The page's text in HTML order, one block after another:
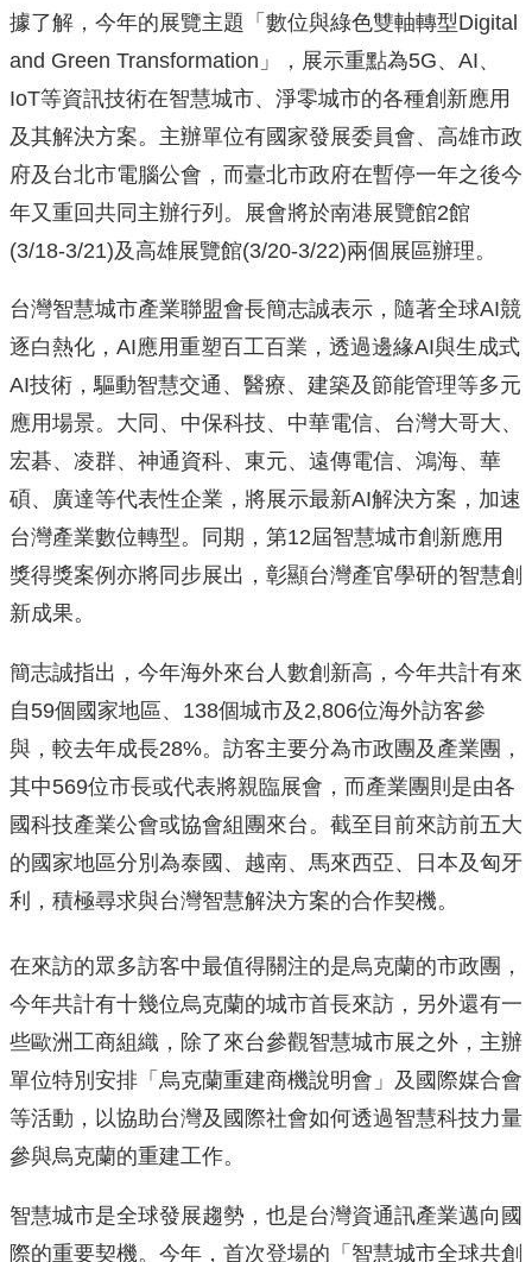
據了解，今年的展覽主題「數位與綠色雙軸轉型Digital
and Green Transformation」，展示重點為5G、AI、
IoT等資訊技術在智慧城市、淨零城市的各種創新應用
及其解決方案。主辦單位有國家發展委員會、高雄市政
府及台北市電腦公會，而臺北市政府在暫停一年之後今
年又重回共同主辦行列。展會將於南港展覽館2館
(3/18-3/21)及高雄展覽館(3/20-3/22)兩個展區辦理。
台灣智慧城市產業聯盟會長簡志誠表示，隨著全球AI競
逐白熱化，AI應用重塑百工百業，透過邊緣AI與生成式
AI技術，驅動智慧交通、醫療、建築及節能管理等多元
應用場景。大同、中保科技、中華電信、台灣大哥大、
宏碁、凌群、神通資科、東元、遠傳電信、鴻海、華
碩、廣達等代表性企業，將展示最新AI解決方案，加速
台灣產業數位轉型。同期，第12屆智慧城市創新應用
獎得獎案例亦將同步展出，彰顯台灣產官學研的智慧創
新成果。
簡志誠指出，今年海外來台人數創新高，今年共計有來
自59個國家地區、138個城市及2,806位海外訪客參
與，較去年成長28%。訪客主要分為市政團及產業團，
其中569位市長或代表將親臨展會，而產業團則是由各
國科技產業公會或協會組團來台。截至目前來訪前五大
的國家地區分別為泰國、越南、馬來西亞、日本及匈牙
利，積極尋求與台灣智慧解決方案的合作契機。
在來訪的眾多訪客中最值得關注的是烏克蘭的市政團，
今年共計有十幾位烏克蘭的城市首長來訪，另外還有一
些歐洲工商組織，除了來台參觀智慧城市展之外，主辦
單位特別安排「烏克蘭重建商機說明會」及國際媒合會
等活動，以協助台灣及國際社會如何透過智慧科技力量
參與烏克蘭的重建工作。
智慧城市是全球發展趨勢，也是台灣資通訊產業邁向國
際的重要契機。今年，首次登場的「智慧城市全球共創